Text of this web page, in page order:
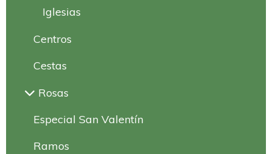
Iglesias
Centros
Cestas
Rosas
Especial San Valentín
Ramos